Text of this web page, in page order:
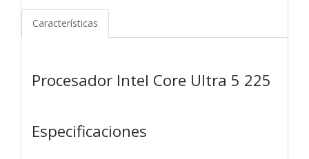
Características
Procesador Intel Core Ultra 5 225
Especificaciones